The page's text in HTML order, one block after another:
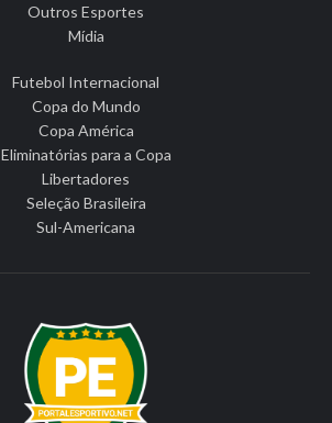
Outros Esportes
Mídia
Futebol Internacional
Copa do Mundo
Copa América
Eliminatórias para a Copa
Libertadores
Seleção Brasileira
Sul-Americana